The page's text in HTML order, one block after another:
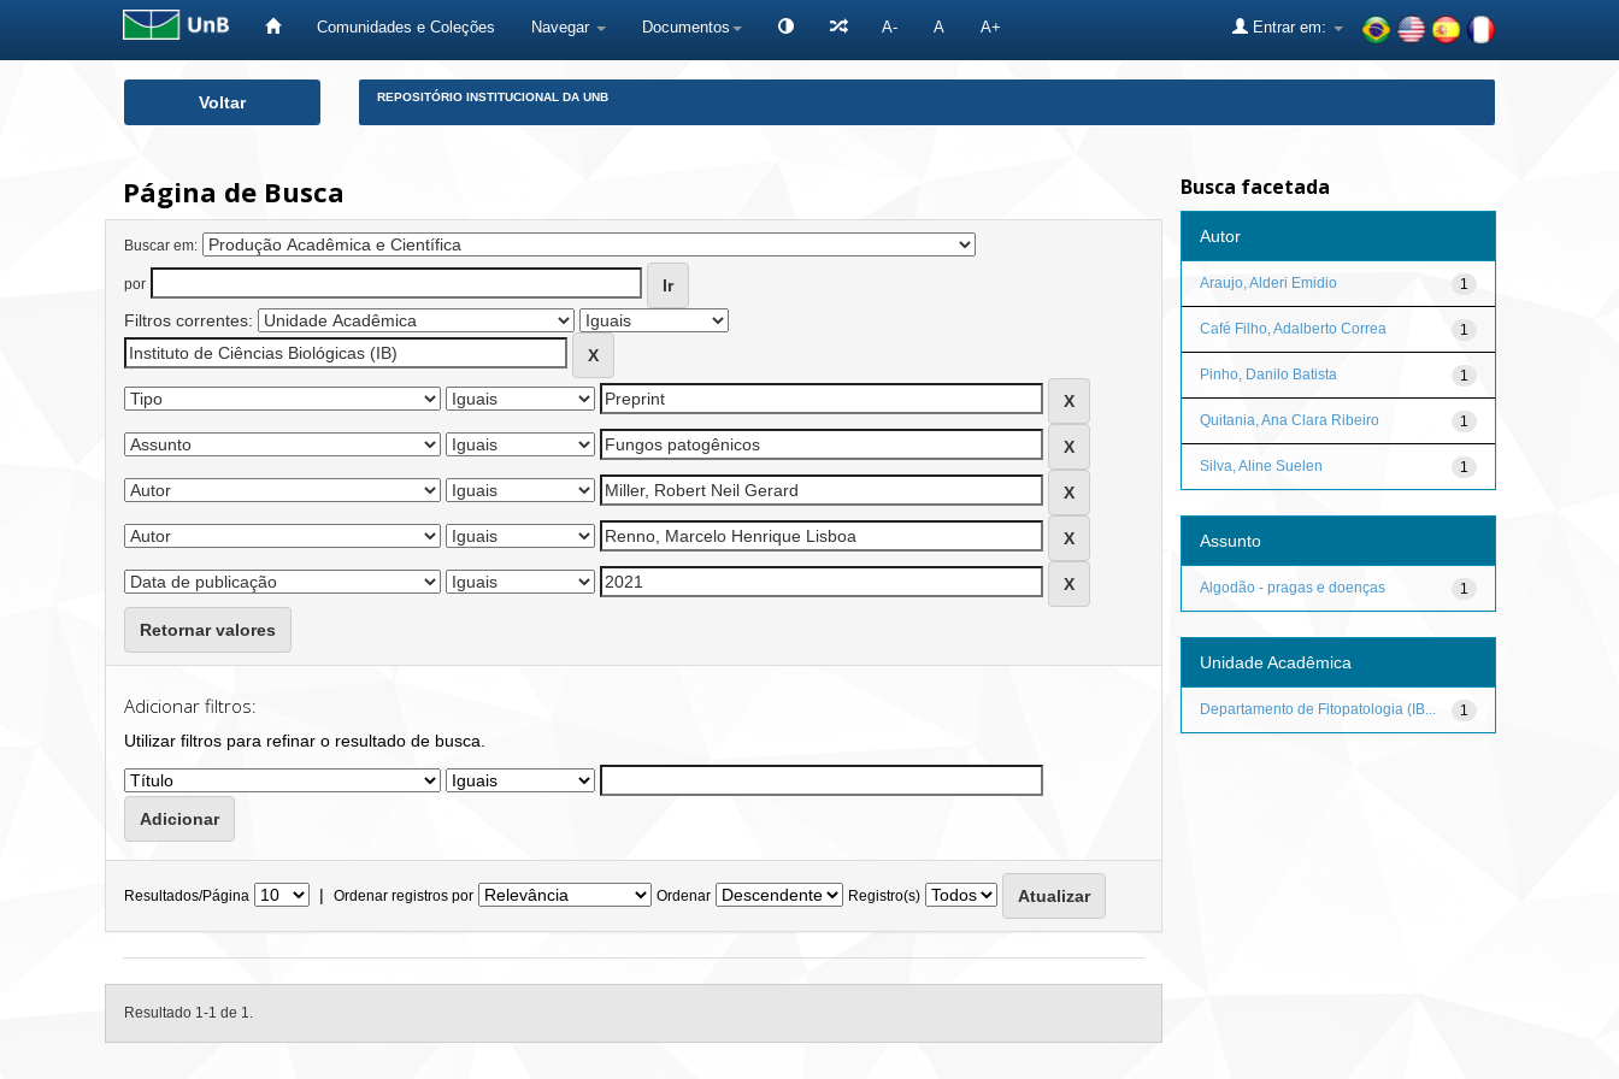
Comunidades e Coleções Navegar Documentos A- A A+ Entrar em:
Voltar REPOSITÓRIO INSTITUCIONAL DA UNB
Página de Busca
Buscar em:
por
Filtros correntes:
Retornar valores
Adicionar filtros:
Utilizar filtros para refinar o resultado de busca.
Resultados/Página | Ordenar registros por Ordenar Registro(s)
Resultado 1-1 de 1.
Busca facetada
Autor
1
Araujo, Alderi Emidio
1
Café Filho, Adalberto Correa
1
Pinho, Danilo Batista
1
Quitania, Ana Clara Ribeiro
1
Silva, Aline Suelen
Assunto
1
Algodão - pragas e doenças
Unidade Acadêmica
1
Departamento de Fitopatologia (IB...